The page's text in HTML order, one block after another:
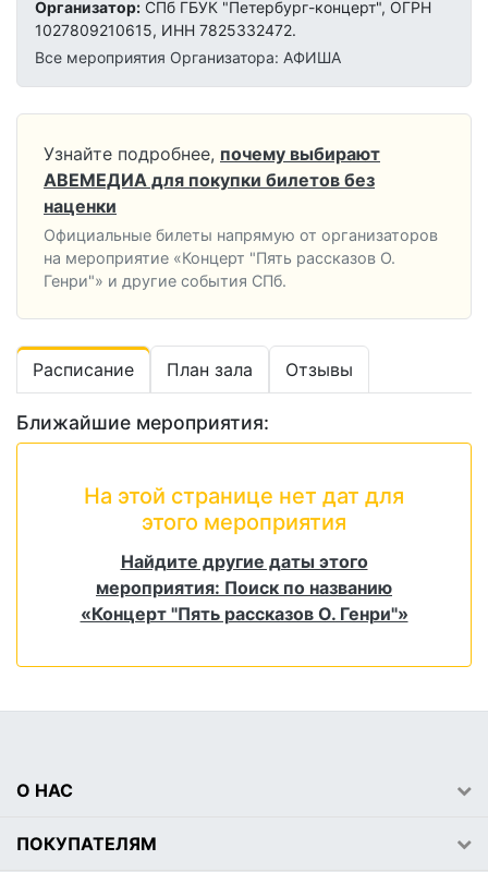
Организатор: СПб ГБУК "Петербург-концерт", ОГРН
1027809210615, ИНН 7825332472.
Все мероприятия Организатора: АФИША
Узнайте подробнее, почему выбирают
АВЕМЕДИА для покупки билетов без
наценки
Официальные билеты напрямую от организаторов
на мероприятие «Концерт "Пять рассказов О.
Генри"» и другие события СПб.
Расписание План зала Отзывы
Ближайшие мероприятия:
На этой странице нет дат для
этого мероприятия
Найдите другие даты этого
мероприятия: Поиск по названию
«Концерт "Пять рассказов О. Генри"»
О НАС
ПОКУПАТЕЛЯМ